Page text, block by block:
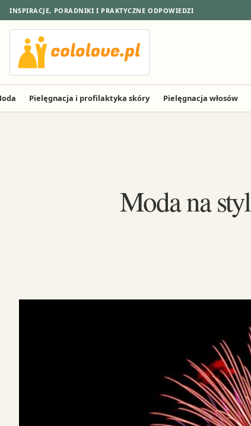
INSPIRACJE, PORADNIKI I PRAKTYCZNE ODPOWIEDZI
Pielęgnacja i profilaktyka skóry Pielęgnacja włosów
Moda na